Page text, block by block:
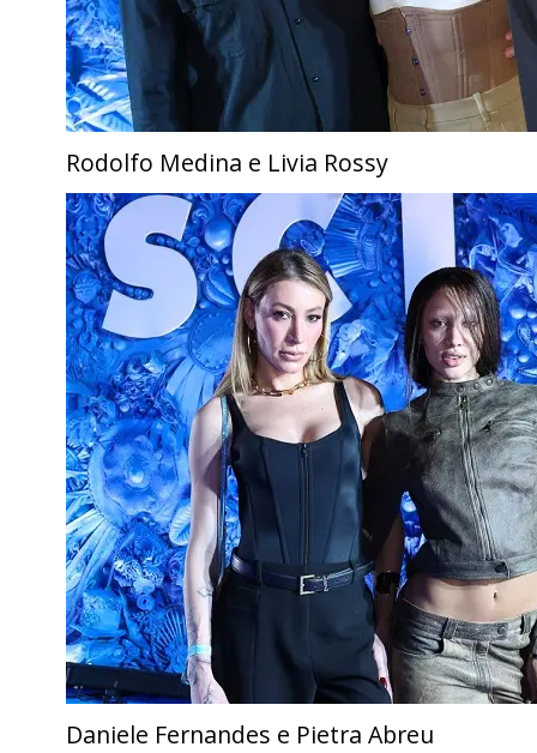
Rodolfo Medina e Livia Rossy
Daniele Fernandes e Pietra Abreu